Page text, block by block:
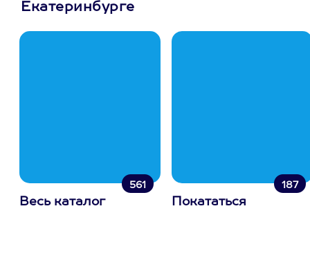
Екатеринбурге
561
Весь каталог
187
Покататься